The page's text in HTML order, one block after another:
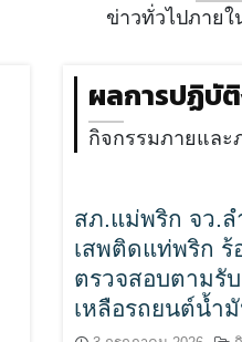
ข่าวทั่วไปภาย
ผลการปฏิบั
กิจกรรมภายและ
สภ.แม่พริก จว.ล
เสพติดแท่พริก ร้
ตรวจสอบตามรั
เหลือรถยนต์น้ำ